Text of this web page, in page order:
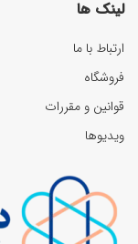
لینک ها
ارتباط با ما
فروشگاه
قوانین و مقررات
ویدیوها